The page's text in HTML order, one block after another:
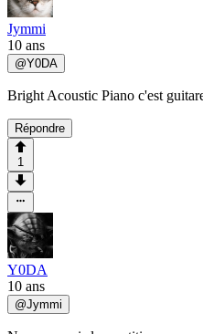
Jymmi
10 ans
@Y0DA
Bright Acoustic Piano c'est
Répondre
1
Y0DA
10 ans
@Jymmi